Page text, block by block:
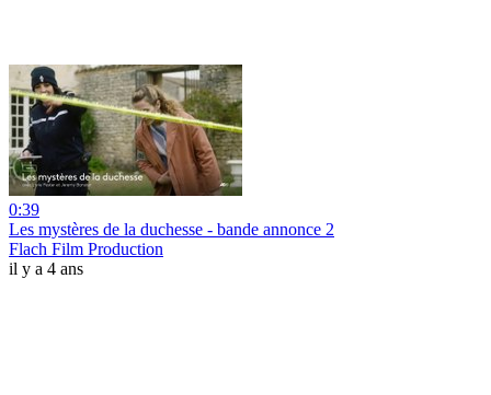
0:39
Les mystères de la duchesse - bande annonce 2
Flach Film Production
il y a 4 ans